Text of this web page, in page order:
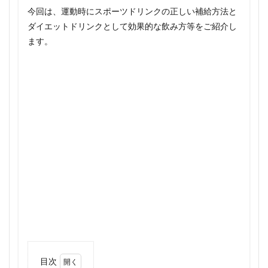
今回は、運動時にスポーツドリンクの正しい補給方法と
ダイエットドリンクとして効果的な飲み方等をご紹介し
ます。
目次